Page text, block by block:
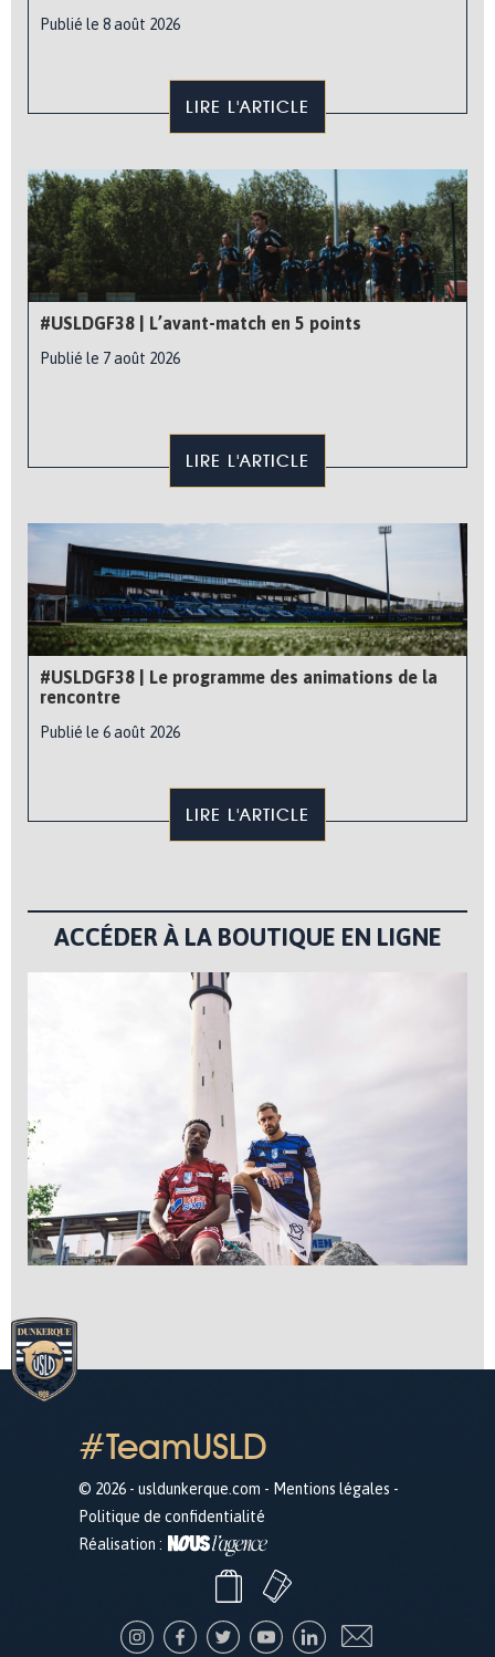
Publié le 8 août 2026
LIRE L'ARTICLE
#USLDGF38 | L’avant-match en 5 points
Publié le 7 août 2026
LIRE L'ARTICLE
#USLDGF38 | Le programme des animations de la
rencontre
Publié le 6 août 2026
LIRE L'ARTICLE
ACCÉDER À LA BOUTIQUE EN LIGNE
#TeamUSLD
© 2026 - usldunkerque.com - Mentions légales -
Politique de confidentialité
Réalisation :